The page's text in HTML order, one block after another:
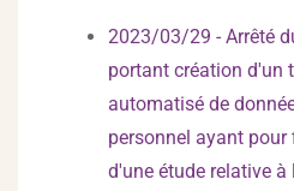
2023/03/29 - Arrêté
portant création d'un
automatisé de
personnel ayant
d'une étude relative